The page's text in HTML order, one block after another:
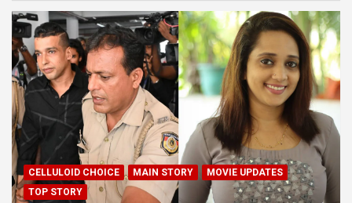
CELLULOID CHOICE MAIN STORY
MOVIE UPDATES
TOP STORY